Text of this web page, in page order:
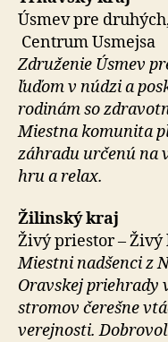
Úsmev pre
Centrum Usmejsa
Združenie Úsmev
ľuďom v núdzi a
rodinám so
Miestna komunita
záhradu určenú na
hru a relax.
Žilinský kraj
Živý priestor – Živý
Miestni nadšenci z
Oravskej priehrady
stromov čerešne
verejnosti.